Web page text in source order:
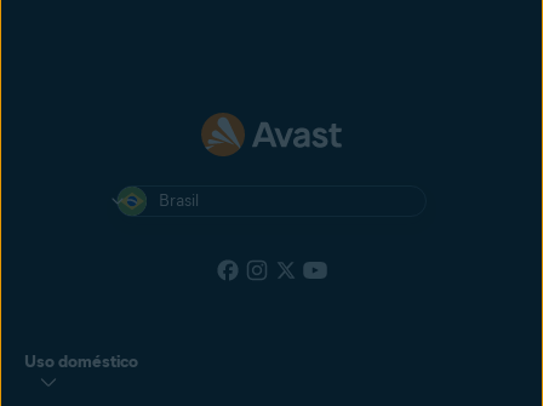
Brasil
Uso doméstico